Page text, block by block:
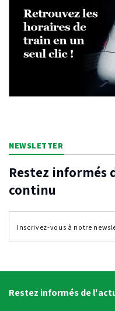
NEWSLETTER
Restez informés
continu
Restez informés de